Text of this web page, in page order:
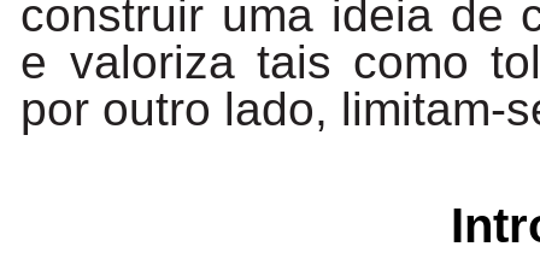
construir uma ideia de
e valoriza tais como
por outro lado, limitam-